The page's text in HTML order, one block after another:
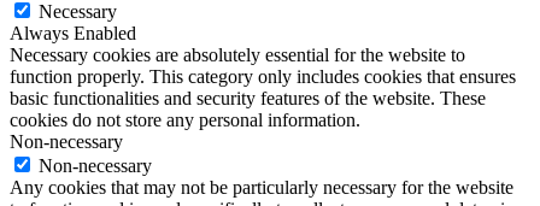
Necessary
Always Enabled
Necessary cookies are absolutely essential for the website to
function properly. This category only includes cookies that ensures
basic functionalities and security features of the website. These
cookies do not store any personal information.
Non-necessary
Non-necessary
Any cookies that may not be particularly necessary for the website